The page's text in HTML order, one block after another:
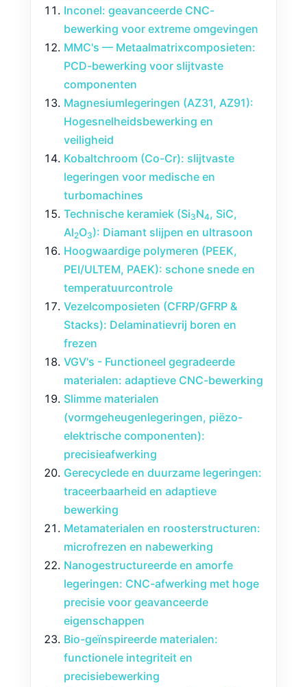
Inconel: geavanceerde CNC-
bewerking voor extreme omgevingen
MMC's — Metaalmatrixcomposieten:
PCD-bewerking voor slijtvaste
componenten
Magnesiumlegeringen (AZ31, AZ91):
Hogesnelheidsbewerking en
veiligheid
Kobaltchroom (Co-Cr): slijtvaste
legeringen voor medische en
turbomachines
Technische keramiek (Si3N4, SiC,
Al2O3): Diamant slijpen en ultrasoon
Hoogwaardige polymeren (PEEK,
PEI/ULTEM, PAEK): schone snede en
temperatuurcontrole
Vezelcomposieten (CFRP/GFRP &
Stacks): Delaminatievrij boren en
frezen
VGV's - Functioneel gegradeerde
materialen: adaptieve CNC-bewerking
Slimme materialen
(vormgeheugenlegeringen, piëzo-
elektrische componenten):
precisieafwerking
Gerecyclede en duurzame legeringen:
traceerbaarheid en adaptieve
bewerking
Metamaterialen en roosterstructuren:
microfrezen en nabewerking
Nanogestructureerde en amorfe
legeringen: CNC-afwerking met hoge
precisie voor geavanceerde
eigenschappen
Bio-geïnspireerde materialen:
functionele integriteit en
precisiebewerking